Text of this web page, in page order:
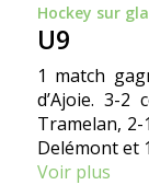
Hockey sur
U9
1 match
d’Ajoie. 3-2
Tramelan,
Delémont et
Voir plus